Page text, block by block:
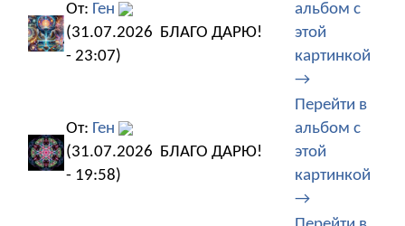
От: Ген
(31.07.2026
- 23:07)
БЛАГО ДАРЮ!
альбом с
этой
картинкой
→
От: Ген
(31.07.2026
- 19:58)
БЛАГО ДАРЮ!
Перейти в
альбом с
этой
картинкой
→